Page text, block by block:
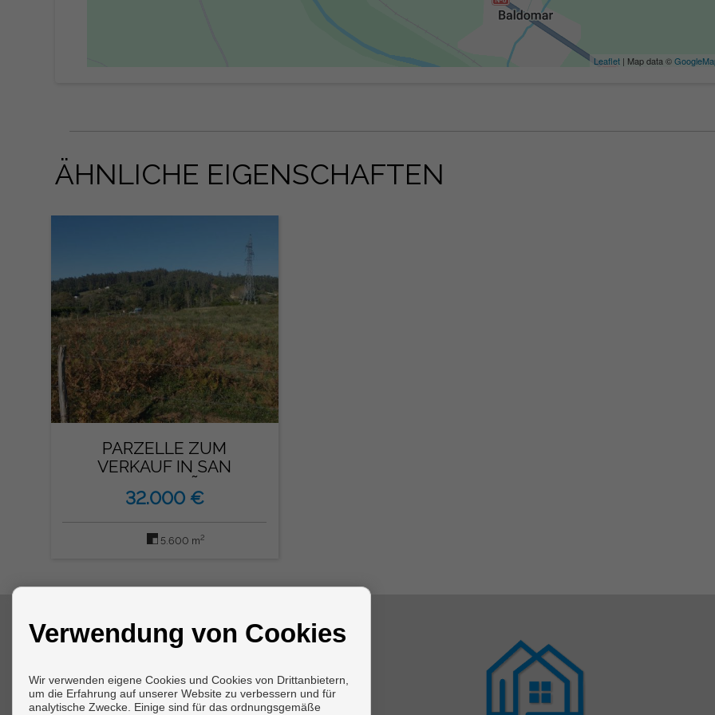
Leaflet | Map data ©
ÄHNLICHE EIGENSCHAFTEN
PARZELLE ZUM
VERKAUF IN SAN
32.000 €
5.600 m2
KONTAKT
15621 Cabanas (La Coruña)
+34 606543436
Verwendung von Cookies
Wir verwenden eigene Cookies und Cookies von Drittanbietern,
um die Erfahrung auf unserer Website zu verbessern und für
analytische Zwecke. Einige sind für das ordnungsgemäße